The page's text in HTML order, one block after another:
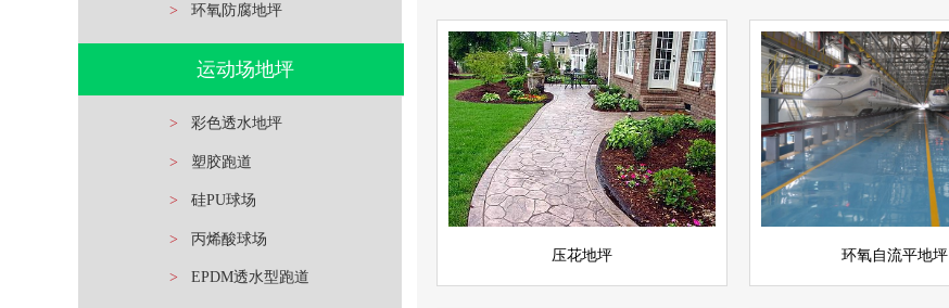
> 环氧防腐地坪
运动场地坪
> 彩色透水地坪
> 塑胶跑道
> 硅PU球场
> 丙烯酸球场
> EPDM透水型跑道
压花地坪
压花地坪
彩色地坪
查看详情
立即询问
环氧自流平地坪
环氧自流平地坪
环氧地坪
查看详情
立即询问